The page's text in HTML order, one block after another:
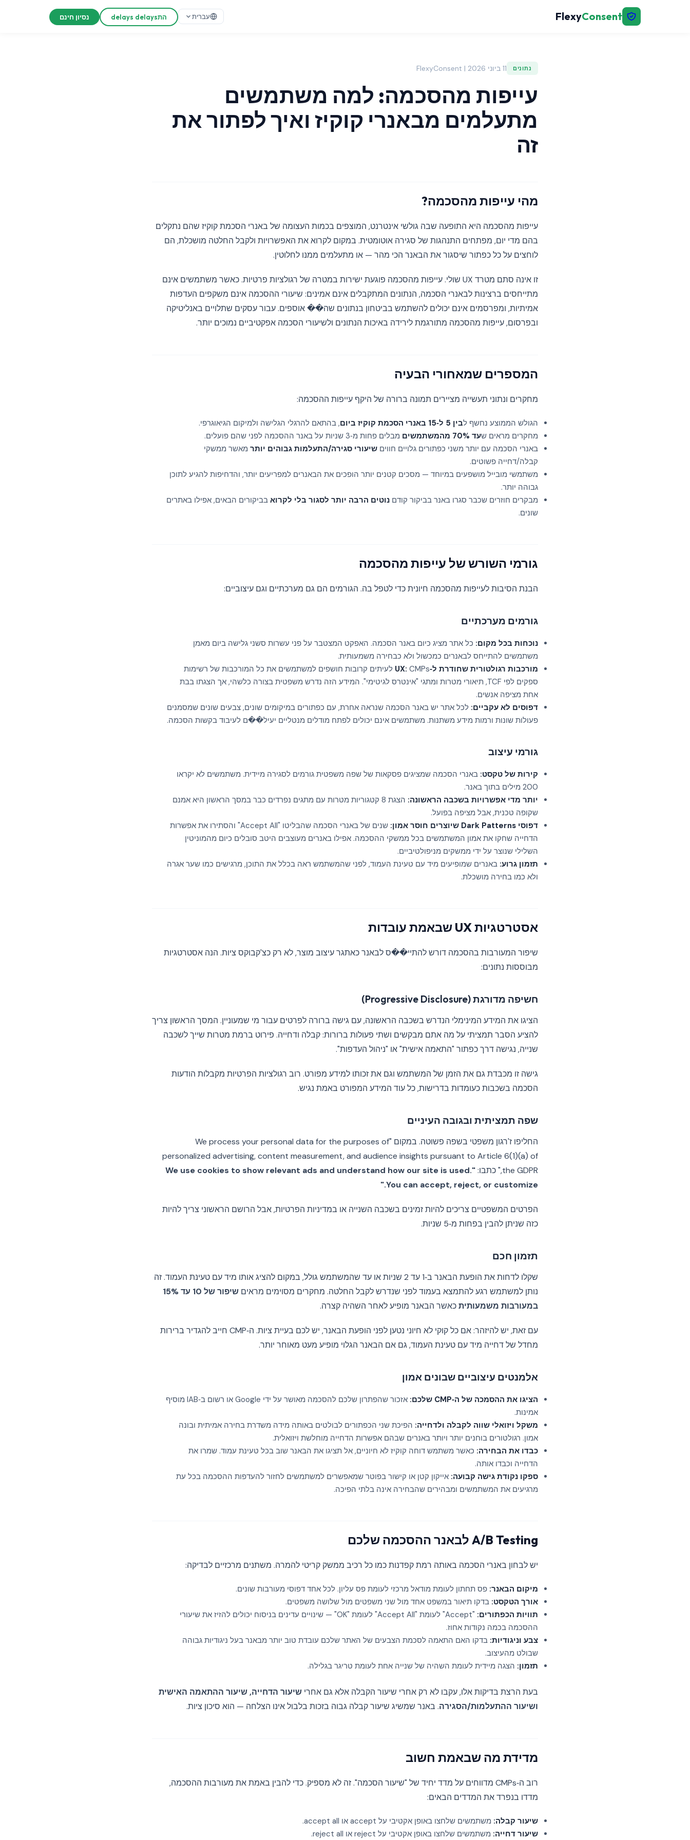
FlexyConsent עברית התdelays delays נסיון חינם
נתונים 11 ביוני 2026 | FlexyConsent
עייפות מהסכמה: למה משתמשים
מתעלמים מבאנרי קוקיז ואיך לפתור את
זה
מהי עייפות מהסכמה?
עייפות מהסכמה היא התופעה שבה גולשי אינטרנט, המוצפים בכמות העצומה של באנרי הסכמת קוקיז שהם נתקלים
בהם מדי יום, מפתחים התנהגות של סגירה אוטומטית. במקום לקרוא את האפשרויות ולקבל החלטה מושכלת, הם
לוחצים על כל כפתור שיסגור את הבאנר הכי מהר — או מתעלמים ממנו לחלוטין.
זו אינה סתם מטרד UX שולי. עייפות מהסכמה פוגעת ישירות במטרה של רגולציות פרטיות. כאשר משתמשים אינם
מתייחסים ברצינות לבאנרי הסכמה, הנתונים המתקבלים אינם אמינים: שיעורי ההסכמה אינם משקפים העדפות
אמיתיות, ומפרסמים אינם יכולים להשתמש בביטחון בנתונים שה�� אוספים. עבור עסקים שתלויים באנליטיקה
ובפרסום, עייפות מהסכמה מתורגמת לירידה באיכות הנתונים ולשיעורי הסכמה אפקטיביים נמוכים יותר.
המספרים שמאחורי הבעיה
מחקרים ונתוני תעשייה מציירים תמונה ברורה של היקף עייפות ההסכמה:
הגולש הממוצע נחשף לבין 5 ל‑15 באנרי הסכמת קוקיז ביום
, בהתאם להרגלי הגלישה ולמיקום הגיאוגרפי.
מחקרים מראים שעד 70% מהמשתמשים
מבלים פחות מ‑3 שניות על באנר ההסכמה לפני שהם פועלים.
באנרי הסכמה עם יותר משני כפתורים גלויים חווים שיעורי סגירה/התעלמות גבוהים יותר מאשר ממשקי
קבלה/דחייה פשוטים.
משתמשי מובייל מושפעים במיוחד — מסכים קטנים יותר הופכים את הבאנרים למפריעים יותר, והדחיפות להגיע לתוכן
גבוהה יותר.
מבקרים חוזרים שכבר סגרו באנר בביקור קודם נוטים הרבה יותר לסגור בלי לקרוא בביקורים הבאים, אפילו באתרים
שונים.
גורמי השורש של עייפות מהסכמה
הבנת הסיבות לעייפות מהסכמה חיונית כדי לטפל בה. הגורמים הם גם מערכתיים וגם עיצוביים:
גורמים מערכתיים
נוכחות בכל מקום: כל אתר מציג כיום באנר הסכמה. האפקט המצטבר על פני עשרות סשני גלישה ביום מאמן
משתמשים להתייחס לבאנרים כמכשול ולא כבחירה משמעותית.
מורכבות רגולטורית שחודרת ל‑UX:
CMPs לעיתים קרובות חושפים למשתמשים את כל המורכבות של רשימות
ספקים לפי TCF, תיאורי מטרות ומתגי "אינטרס לגיטימי". המידע הזה נדרש משפטית בצורה כלשהי, אך הצגתו בבת
אחת מציפה אנשים.
דפוסים לא עקביים: לכל אתר יש באנר הסכמה שנראה אחרת, עם כפתורים במיקומים שונים, צבעים שונים שמסמנים
פעולות שונות ורמות מידע משתנות. משתמשים אינם יכולים לפתח מודלים מנטליים יעיל��ם לעיבוד בקשות הסכמה.
גורמי עיצוב
קירות של טקסט: באנרי הסכמה שמציגים פסקאות של שפה משפטית גורמים לסגירה מיידית. משתמשים לא יקראו
200 מילים בתוך באנר.
יותר מדי אפשרויות בשכבה הראשונה:
הצגת 8 קטגוריות מטרות עם מתגים נפרדים כבר במסך הראשון היא אמנם
שקופה טכנית, אבל מציפה בפועל.
דפוסי Dark Patterns שיוצרים חוסר אמון:
שנים של באנרי הסכמה שהבליטו "Accept All" והסתירו את אפשרות
הדחייה שחקו את אמון המשתמשים בכל ממשקי ההסכמה. אפילו באנרים מעוצבים היטב סובלים כיום מהמוניטין
השלילי שנוצר על ידי ממשקים מניפולטיביים.
תזמון גרוע: באנרים שמופיעים מיד עם טעינת העמוד, לפני שהמשתמש ראה בכלל את התוכן, מרגישים כמו שער אגרה
ולא כמו בחירה מושכלת.
אסטרטגיות UX שבאמת עובדות
שיפור המעורבות בהסכמה דורש להתיי��ס לבאנר כאתגר עיצוב מוצר, לא רק כצ'קבוקס ציות. הנה אסטרטגיות
מבוססות נתונים:
חשיפה מדורגת (Progressive Disclosure)
הציגו את המידע המינימלי הנדרש בשכבה הראשונה, עם גישה ברורה לפרטים עבור מי שמעוניין. המסך הראשון צריך
להציע הסבר תמציתי על מה אתם מבקשים ושתי פעולות ברורות: קבלה ודחייה. פירוט ברמת מטרות שייך לשכבה
שנייה, נגישה דרך כפתור "התאמה אישית" או "ניהול העדפות".
גישה זו מכבדת גם את הזמן של המשתמש וגם את זכותו למידע מפורט. רוב רגולציות הפרטיות מקבלות הודעות
הסכמה בשכבות כעומדות בדרישות, כל עוד המידע המפורט באמת נגיש.
שפה תמציתית ובגובה העיניים
החליפו ז'רגון משפטי בשפה פשוטה. במקום "We process your personal data for the purposes of
personalized advertising, content measurement, and audience insights pursuant to Article 6(1)(a) of
the GDPR," כתבו:
"We use cookies to show relevant ads and understand how our site is used.
You can accept, reject, or customize."
הפרטים המשפטיים צריכים להיות זמינים בשכבה השנייה או במדיניות הפרטיות, אבל הרושם הראשוני צריך להיות
כזה שניתן להבין בפחות מ‑5 שניות.
תזמון חכם
שקלו לדחות את הופעת הבאנר ב‑1 עד 2 שניות או עד שהמשתמש גולל, במקום להציג אותו מיד עם טעינת העמוד. זה
נותן למשתמש רגע להתמצא בעמוד לפני שנדרש לקבל החלטה. מחקרים מסוימים מראים
שיפור של 10 עד 15%
במעורבות משמעותיתכאשר הבאנר מופיע לאחר השהיה קצרה.
עם זאת, יש להיזהר: אם כל קוקי לא חיוני נטען לפני הופעת הבאנר, יש לכם בעיית ציות. ה‑CMP חייב להגדיר ברירות
מחדל של דחייה מיד עם טעינת העמוד, גם אם הבאנר הגלוי מופיע מעט מאוחר יותר.
אלמנטים עיצוביים שבונים אמון
הציגו את ההסמכה של ה‑CMP שלכם:
אזכור שהפתרון שלכם להסכמה מאושר על ידי Google או רשום ב‑IAB מוסיף
אמינות.
משקל ויזואלי שווה לקבלה ולדחייה: הפיכת שני הכפתורים לבולטים באותה מידה משדרת בחירה אמיתית ובונה
אמון. רגולטורים בוחנים יותר ויותר באנרים שבהם אפשרות הדחייה מוחלשת ויזואלית.
כבדו את הבחירה: כאשר משתמש דוחה קוקיז לא חיוניים, אל תציגו את הבאנר שוב בכל טעינת עמוד. שמרו את
הדחייה וכבדו אותה.
ספקו נקודת גישה קבועה: אייקון קטן או קישור בפוטר שמאפשרים למשתמשים לחזור להעדפות ההסכמה בכל עת
מרגיעים את המשתמשים ומבהירים שהבחירה אינה בלתי הפיכה.
A/B Testing לבאנר ההסכמה שלכם
יש לבחון באנרי הסכמה באותה רמת קפדנות כמו כל רכיב ממשק קריטי להמרה. משתנים מרכזיים לבדיקה:
מיקום הבאנר: פס תחתון לעומת מודאל מרכזי לעומת פס עליון. לכל אחד דפוסי מעורבות שונים.
אורך הטקסט: בדקו תיאור במשפט אחד מול שני משפטים מול שלושה משפטים.
תוויות הכפתורים:
"Accept" לעומת "Accept All" לעומת "OK" — שינויים עדינים בניסוח יכולים להזיז את שיעורי
ההסכמה בכמה נקודות אחוז.
צבע וניגודיות: בדקו האם התאמה לסכמת הצבעים של האתר שלכם עובדת טוב יותר מבאנר בעל ניגודיות גבוהה
שבולט מהעיצוב.
תזמון: הצגה מיידית לעומת השהיה של שנייה אחת לעומת טריגר בגלילה.
בעת הרצת בדיקות אלו, עקבו לא רק אחרי שיעור הקבלה אלא גם אחרי שיעור הדחייה, שיעור ההתאמה האישית
ושיעור ההתעלמות/הסגירה. באנר שמשיג שיעור קבלה גבוה בזכות בלבול אינו הצלחה — הוא סיכון ציות.
מדידת מה שבאמת חשוב
רוב ה‑CMPs מדווחים על מדד יחיד של "שיעור הסכמה". זה לא מספיק. כדי להבין באמת את מעורבות ההסכמה,
מדדו בנפרד את המדדים הבאים:
שיעור קבלה: משתמשים שלחצו באופן אקטיבי על accept או accept all.
שיעור דחייה: משתמשים שלחצו באופן אקטיבי על reject או reject all.